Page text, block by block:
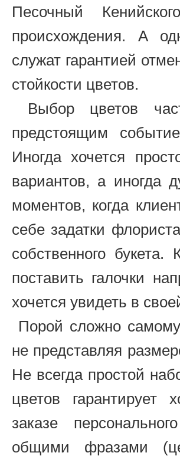
Песочный
происхождения. А
служат гарантией
стойкости цветов.
Выбор цветов
предстоящим
Иногда хочется
вариантов, а иногда
моментов, когда
себе задатки
собственного
поставить галочки
хочется увидеть в
Порой сложно
не представляя
Не всегда простой
цветов гарантирует
заказе
общими фразами